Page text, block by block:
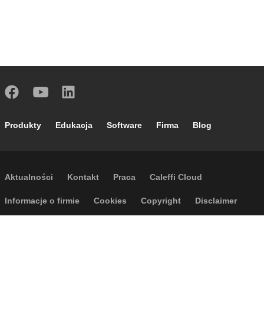
Footer main navigation
Produkty Edukacja Software Firma Blog
Footer secondary navigation
Aktualności Kontakt Praca Caleffi Cloud
Footer menu
Informacje o firmie Cookies Copyright Disclaimer